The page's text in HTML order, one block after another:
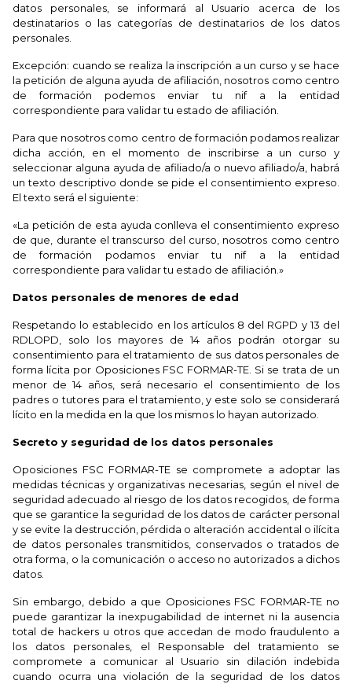
datos personales, se informará al Usuario acerca de los
destinatarios o las categorías de destinatarios de los datos
personales.
Excepción: cuando se realiza la inscripción a un curso y se hace
la petición de alguna ayuda de afiliación, nosotros como centro
de formación podemos enviar tu nif a la entidad
correspondiente para validar tu estado de afiliación.
Para que nosotros como centro de formación podamos realizar
dicha acción, en el momento de inscribirse a un curso y
seleccionar alguna ayuda de afiliado/a o nuevo afiliado/a, habrá
un texto descriptivo donde se pide el consentimiento expreso.
El texto será el siguiente:
«La petición de esta ayuda conlleva el consentimiento expreso
de que, durante el transcurso del curso, nosotros como centro
de formación podamos enviar tu nif a la entidad
correspondiente para validar tu estado de afiliación.»
Datos personales de menores de edad
Respetando lo establecido en los artículos 8 del RGPD y 13 del
RDLOPD, solo los mayores de 14 años podrán otorgar su
consentimiento para el tratamiento de sus datos personales de
forma lícita por Oposiciones FSC FORMAR-TE. Si se trata de un
menor de 14 años, será necesario el consentimiento de los
padres o tutores para el tratamiento, y este solo se considerará
lícito en la medida en la que los mismos lo hayan autorizado.
Secreto y seguridad de los datos personales
Oposiciones FSC FORMAR-TE se compromete a adoptar las
medidas técnicas y organizativas necesarias, según el nivel de
seguridad adecuado al riesgo de los datos recogidos, de forma
que se garantice la seguridad de los datos de carácter personal
y se evite la destrucción, pérdida o alteración accidental o ilícita
de datos personales transmitidos, conservados o tratados de
otra forma, o la comunicación o acceso no autorizados a dichos
datos.
Sin embargo, debido a que Oposiciones FSC FORMAR-TE no
puede garantizar la inexpugabilidad de internet ni la ausencia
total de hackers u otros que accedan de modo fraudulento a
los datos personales, el Responsable del tratamiento se
compromete a comunicar al Usuario sin dilación indebida
cuando ocurra una violación de la seguridad de los datos